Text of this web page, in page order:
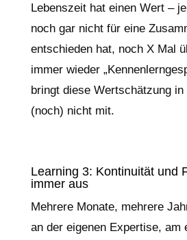
Lebenszeit hat einen Wert –
noch gar nicht für eine
entschieden hat, noch X Mal
immer wieder
bringt diese Wertschätzung in
(noch) nicht mit.
Learning 3: Kontinuität und
immer aus
Mehrere Monate, mehrere
an der eigenen Expertise, am